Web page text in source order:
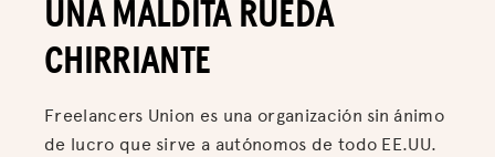
UNA MALDITA RUEDA
CHIRRIANTE
Freelancers Union es una organización sin ánimo
de lucro que sirve a autónomos de todo EE.UU.